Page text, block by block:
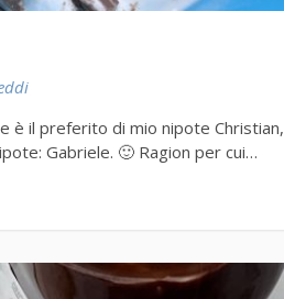
è il preferito di mio nipote Christian,
Gabriele. 🙂 Ragion per cui…